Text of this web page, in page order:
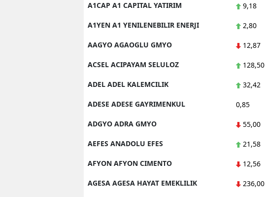
A1CAP A1 CAPITAL YATIRIM 9,18
A1YEN A1 YENILENEBILIR ENERJI 2,80
AAGYO AGAOGLU GMYO 12,87
ACSEL ACIPAYAM SELULOZ 128,50
ADEL ADEL KALEMCILIK 32,42
ADESE ADESE GAYRIMENKUL 0,85
ADGYO ADRA GMYO 55,00
AEFES ANADOLU EFES 21,58
AFYON AFYON CIMENTO 12,56
AGESA AGESA HAYAT EMEKLILIK 236,00